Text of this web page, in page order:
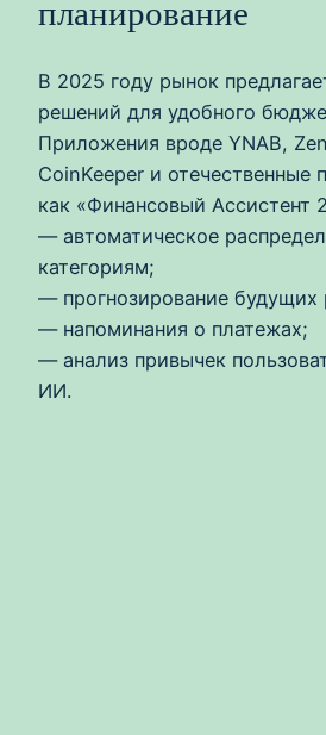
планирование
В 2025 году рынок
решений для удобного
Приложения вроде YNAB,
CoinKeeper и отечественные
как «Финансовый Ассистент
— автоматическое
категориям;
— прогнозирование будущих
— напоминания о платежах;
— анализ привычек
ИИ.